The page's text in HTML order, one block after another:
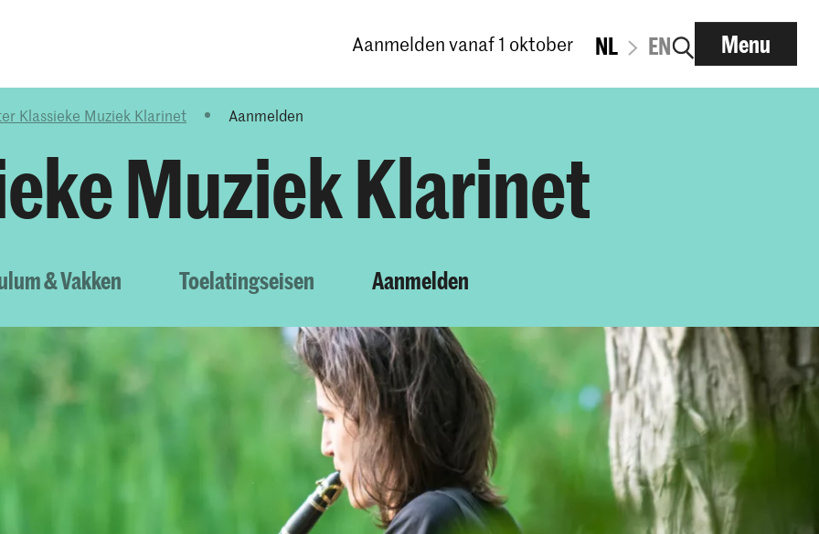
Aanmelden vanaf 1 oktober NL EN Menu
Klassieke Muziek Klarinet Aanmelden
Muziek Klarinet
& Vakken Toelatingseisen Aanmelden